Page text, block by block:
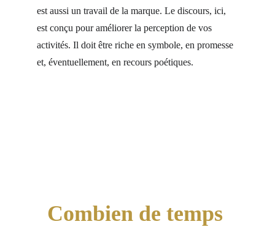
est aussi un travail de la marque. Le discours, ici,
est conçu pour améliorer la perception de vos
activités. Il doit être riche en symbole, en promesse
et, éventuellement, en recours poétiques.
Combien de temps